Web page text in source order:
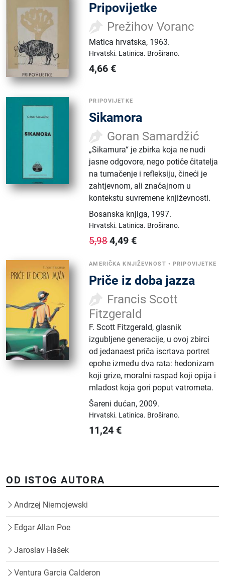
Pripovijetke
Prežihov Voranc
Matica hrvatska, 1963.
Hrvatski. Latinica. Broširano.
4,66 €
PRIPOVIJETKE
Sikamora
Goran Samardžić
„Sikamura“ je zbirka koja ne nudi
jasne odgovore, nego potiče čitatelja
na tumačenje i refleksiju, čineći je
zahtjevnom, ali značajnom u
kontekstu suvremene književnosti.
Bosanska knjiga, 1997.
Hrvatski. Latinica. Broširano.
5,984,49 €
AMERIČKA KNJIŽEVNOST •PRIPOVIJETKE
Priče iz doba jazza
Francis Scott
Fitzgerald
F. Scott Fitzgerald, glasnik
izgubljene generacije, u ovoj zbirci
od jedanaest priča iscrtava portret
epohe između dva rata: hedonizam
koji grize, moralni raspad koji opija i
mladost koja gori poput vatrometa.
Šareni dućan,2009.
Hrvatski. Latinica. Broširano.
11,24 €
OD ISTOG AUTORA
Andrzej Niemojewski
Edgar Allan Poe
Jaroslav Hašek
Ventura Garcia Calderon